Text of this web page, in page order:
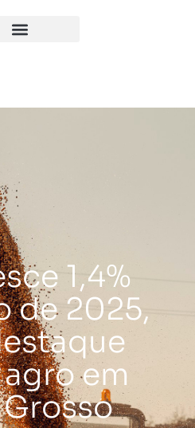
1,4%
de 2025,
em